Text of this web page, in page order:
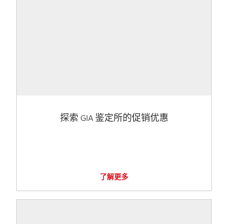
探索 GIA 鉴定所的促销优惠
了解更多